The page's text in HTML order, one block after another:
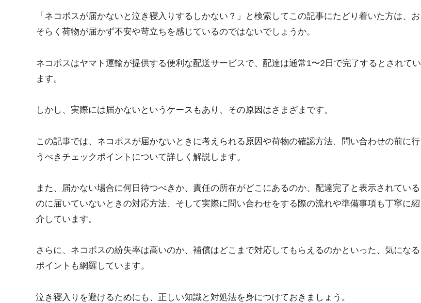
「ネコポスが届かないと泣き寝入りするしかない？」と検索してこの記事にたどり着いた方は、お
そらく荷物が届かず不安や苛立ちを感じているのではないでしょうか。
ネコポスはヤマト運輸が提供する便利な配送サービスで、配達は通常1〜2日で完了するとされてい
ます。
しかし、実際には届かないというケースもあり、その原因はさまざまです。
この記事では、ネコポスが届かないときに考えられる原因や荷物の確認方法、問い合わせの前に行
うべきチェックポイントについて詳しく解説します。
また、届かない場合に何日待つべきか、責任の所在がどこにあるのか、配達完了と表示されている
のに届いていないときの対応方法、そして実際に問い合わせをする際の流れや準備事項も丁寧に紹
介しています。
さらに、ネコポスの紛失率は高いのか、補償はどこまで対応してもらえるのかといった、気になる
ポイントも網羅しています。
泣き寝入りを避けるためにも、正しい知識と対処法を身につけておきましょう。